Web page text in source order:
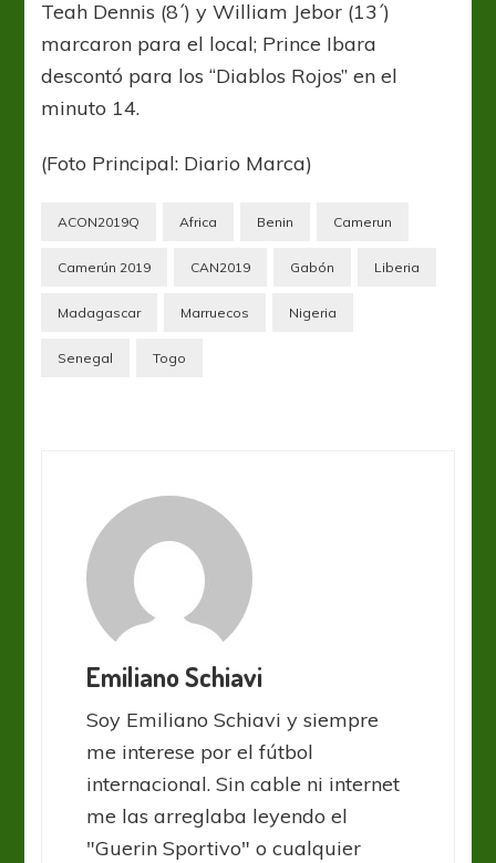
Teah Dennis (8´) y William Jebor (13´)
marcaron para el local; Prince Ibara
descontó para los “Diablos Rojos” en el
minuto 14.
(Foto Principal: Diario Marca)
ACON2019Q Africa Benin Camerun
Camerún 2019 CAN2019 Gabón Liberia
Madagascar Marruecos Nigeria
Senegal Togo
Emiliano Schiavi
Soy Emiliano Schiavi y siempre
me interese por el fútbol
internacional. Sin cable ni internet
me las arreglaba leyendo el
"Guerin Sportivo" o cualquier